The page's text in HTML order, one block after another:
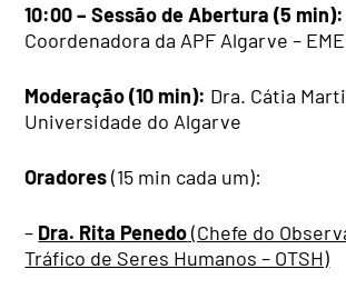
10:00 – Sessão de Abertura (5 min):
Coordenadora da APF Algarve –
Moderação (10 min): Dra. Cátia
Universidade do Algarve
Oradores(15 min cada um):
– Dra. Rita Penedo(Chefe do
Tráfico de Seres Humanos – OTSH)